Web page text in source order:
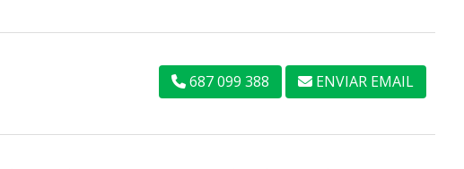
687 099 388 ENVIAR EMAIL